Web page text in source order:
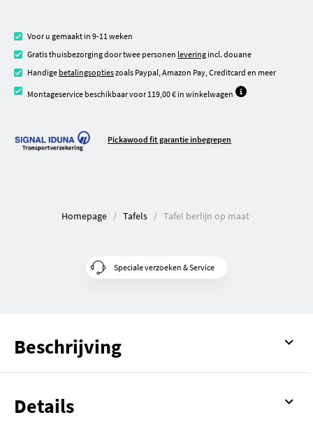
Voor u gemaakt in 9-11 weken
Gratis thuisbezorging door twee personen levering incl. douane
Handige betalingsoptieszoals Paypal, Amazon Pay, Creditcard en meer
Montageservice beschikbaar voor 119,00 € in winkelwagen
Pickawood fit garantie inbegrepen
Homepage Tafels Tafel berlijn op maat
Speciale verzoeken & Service
Beschrijving
Details